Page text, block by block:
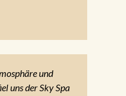
und
uns der Sky Spa